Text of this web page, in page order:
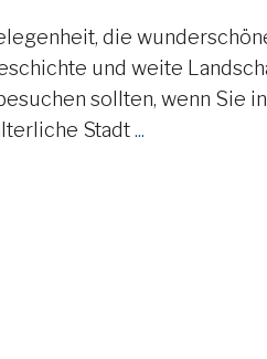
die
und weite
sollten, wenn Sie in
Stadt...